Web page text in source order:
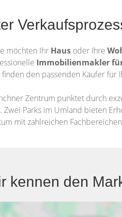
möchten Ihr Haus oder Ihre
Immobilienmakler
den passenden Käufer für
Zentrum punktet durch
Parks im Umland bieten
mit zahlreichen
kennen den